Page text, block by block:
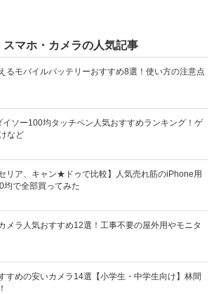
スマホ・カメラの人気記事
るモバイルバッテリーおすすめ8選！使い方の注意点
イソー100均タッチペン人気おすすめランキング！ゲ
など
セリア、キャン★ドゥで比較】人気売れ筋のiPhone用
均で全部買ってみた
メラ人気おすすめ12選！工事不要の屋外用やモニタ
すめの安いカメラ14選【小学生・中学生向け】林間